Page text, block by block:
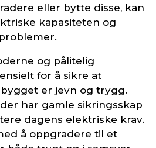
eller bytte disse, kan
kapasiteten og
og pålitelig
for å sikre at
er jevn og trygg.
har gamle sikringsskap
dagens elektriske krav.
å oppgradere til et